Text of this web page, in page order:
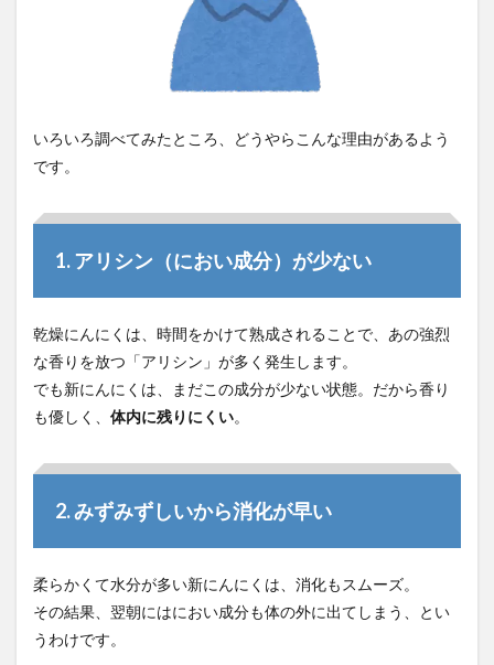
いろいろ調べてみたところ、どうやらこんな理由があるよう
です。
1. アリシン（におい成分）が少ない
乾燥にんにくは、時間をかけて熟成されることで、あの強烈
な香りを放つ「アリシン」が多く発生します。
でも新にんにくは、まだこの成分が少ない状態。だから香り
も優しく、 体内に残りにくい。
2. みずみずしいから消化が早い
柔らかくて水分が多い新にんにくは、消化もスムーズ。
その結果、翌朝にはにおい成分も体の外に出てしまう、とい
うわけです。